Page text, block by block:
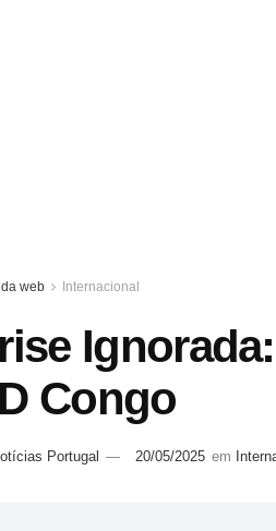
web Internacional
Congo
Portugal 20/05/2025 em